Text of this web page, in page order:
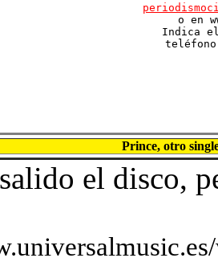
o en
Indica
Prince, otro
el disco,